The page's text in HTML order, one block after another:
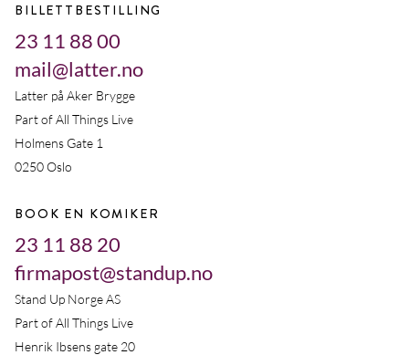
BILLETTBESTILLING
23 11 88 00
mail@latter.no
Latter på Aker Brygge
Part of All Things Live
Holmens Gate 1
0250 Oslo
BOOK EN KOMIKER
23 11 88 20
firmapost@standup.no
Stand Up Norge AS
Part of All Things Live
Henrik Ibsens gate 20